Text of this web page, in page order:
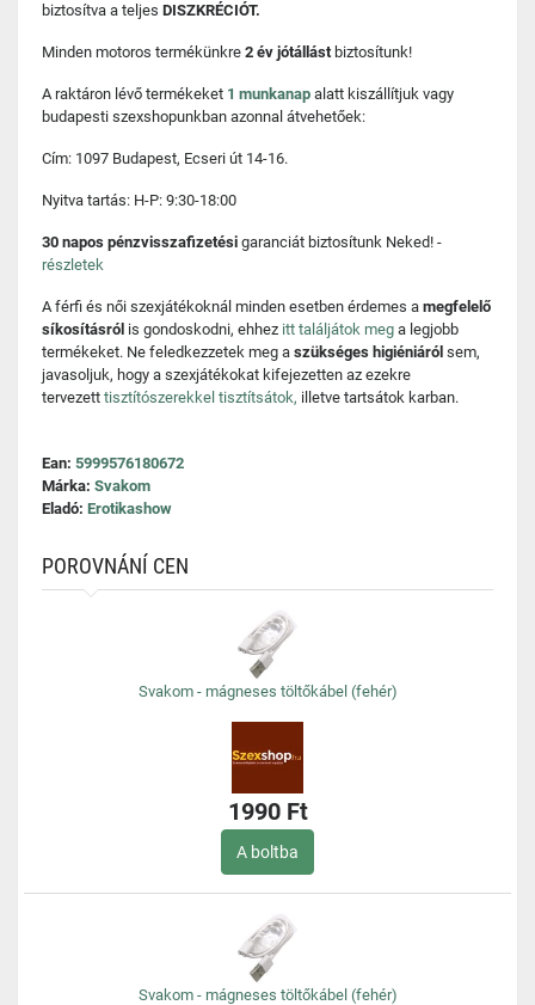
biztosítva a teljes DISZKRÉCIÓT.
Minden motoros termékünkre 2 év jótállást biztosítunk!
A raktáron lévő termékeket 1 munkanap alatt kiszállítjuk vagy
budapesti szexshopunkban azonnal átvehetőek:
Cím: 1097 Budapest, Ecseri út 14-16.
Nyitva tartás: H-P: 9:30-18:00
30 napos pénzvisszafizetési garanciát biztosítunk Neked! -
részletek
A férfi és női szexjátékoknál minden esetben érdemes a megfelelő
síkosításról is gondoskodni, ehhez itt találjátok meg a legjobb
termékeket. Ne feledkezzetek meg a szükséges higiéniáról sem,
javasoljuk, hogy a szexjátékokat kifejezetten az ezekre
tervezett tisztítószerekkel tisztítsátok, illetve tartsátok karban.
Ean: 5999576180672
Márka: Svakom
Eladó: Erotikashow
POROVNÁNÍ CEN
Svakom - mágneses töltőkábel (fehér)
1990 Ft
A boltba
Svakom - mágneses töltőkábel (fehér)